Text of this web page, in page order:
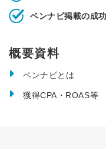
ベンナビ掲載の成
概要資料
ベンナビとは
獲得CPA・ROAS等